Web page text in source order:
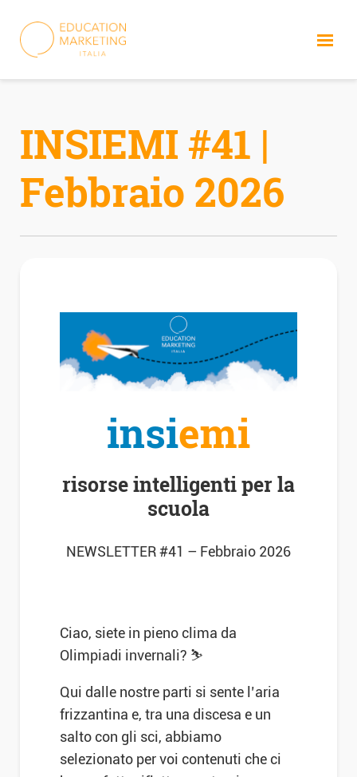
content
INSIEMI #41 |
Febbraio 2026
insiemi
risorse intelligenti per la
scuola
NEWSLETTER #41 – Febbraio 2026
Ciao, siete in pieno clima da
Olimpiadi invernali? ⛷️
Qui dalle nostre parti si sente l’aria
frizzantina e, tra una discesa e un
salto con gli sci, abbiamo
selezionato per voi contenuti che ci